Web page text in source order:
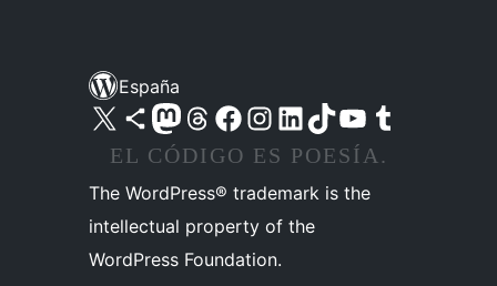
España
Visita nuestra cuenta de X (anteriormente Twitter)
Visita nuestra cuenta de Bluesky
Visita nuestra cuenta de Mastodon
Visita nuestra cuenta de Threads
Visita nuestra página de Facebook
Visita nuestra cuenta de Instagram
Visita nuestra cuenta de LinkedIn
Visita nuestra cuenta de TikTok
Visita nuestro canal de YouTube
Visita nuestra cuenta de Tumblr
EL CÓDIGO ES POESÍA.
The WordPress® trademark is the
intellectual property of the
WordPress Foundation.